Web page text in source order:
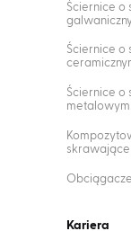
Ściernice o
Ściernice o
Ściernice o
metalowym
skrawające
Kariera